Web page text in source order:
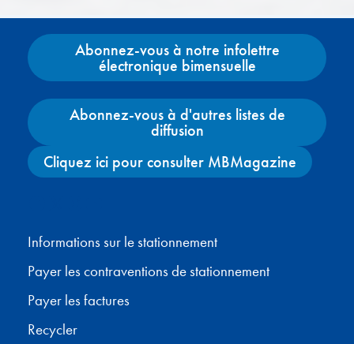
Abonnez-vous à notre infolettre
électronique bimensuelle
Abonnez-vous à d'autres listes de
diffusion
Cliquez ici pour consulter MBMagazine
Informations sur le stationnement
Payer les contraventions de stationnement
Payer les factures
Recycler